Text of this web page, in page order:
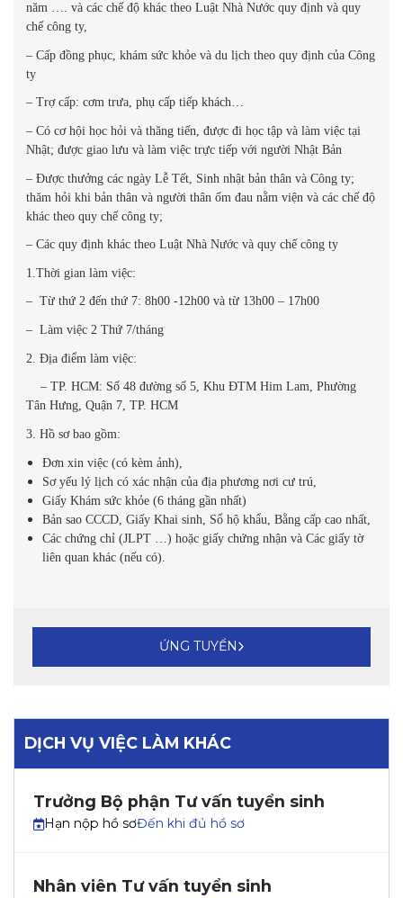
năm …. và các chế độ khác theo Luật Nhà Nước quy định và quy
chế công ty,
– Cấp đồng phục, khám sức khỏe và du lịch theo quy định của Công
ty
– Trợ cấp: cơm trưa, phụ cấp tiếp khách…
– Có cơ hội học hỏi và thăng tiến, được đi học tập và làm việc tại
Nhật; được giao lưu và làm việc trực tiếp với người Nhật Bản
– Được thưởng các ngày Lễ Tết, Sinh nhật bản thân và Công ty;
thăm hỏi khi bản thân và người thân ốm đau nằm viện và các chế độ
khác theo quy chế công ty;
– Các quy định khác theo Luật Nhà Nước và quy chế công ty
1.Thời gian làm việc:
– Từ thứ 2 đến thứ 7: 8h00 -12h00 và từ 13h00 – 17h00
– Làm việc 2 Thứ 7/tháng
2.Địa điểm làm việc:
– TP. HCM: Số 48 đường số 5, Khu ĐTM Him Lam, Phường
Tân Hưng, Quận 7, TP. HCM
3. Hồ sơ bao gồm:
Đơn xin việc (có kèm ảnh),
Sơ yếu lý lịch có xác nhận của địa phương nơi cư trú,
Giấy Khám sức khỏe (6 tháng gần nhất)
Bản sao CCCD, Giấy Khai sinh, Sổ hộ khẩu, Bằng cấp cao nhất,
Các chứng chỉ (JLPT …) hoặc giấy chứng nhận và Các giấy tờ
liên quan khác (nếu có).
ỨNG TUYỂN
DỊCH VỤ VIỆC LÀM KHÁC
Trưởng Bộ phận Tư vấn tuyển sinh
Hạn nộp hồ sơĐến khi đủ hồ sơ
Nhân viên Tư vấn tuyển sinh